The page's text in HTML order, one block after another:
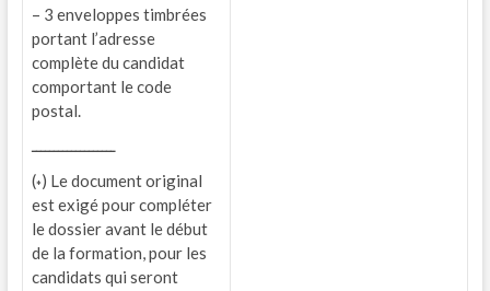
– 3 enveloppes timbrées
portant l’adresse
complète du candidat
comportant le code
postal.
ـــــــــــــــــــ
(*) Le document original
est exigé pour compléter
le dossier avant le début
de la formation, pour les
candidats qui seront